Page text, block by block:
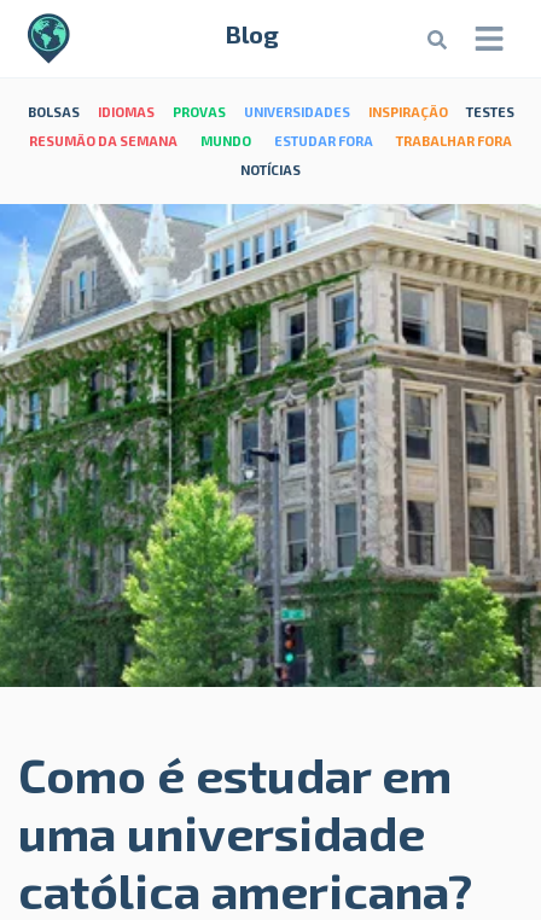
Blog
BOLSAS IDIOMAS PROVAS UNIVERSIDADES INSPIRAÇÃO
TESTES
RESUMÃO DA SEMANA
MUNDO ESTUDAR FORA
TRABALHAR FORA
NOTÍCIAS
Como é estudar em
uma universidade
católica americana?